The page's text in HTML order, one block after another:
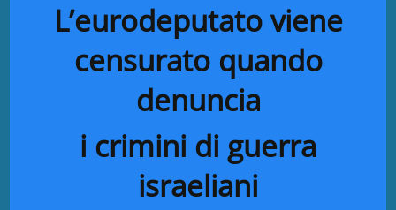
L’eurodeputato viene
censurato quando
denuncia
i crimini di guerra
israeliani